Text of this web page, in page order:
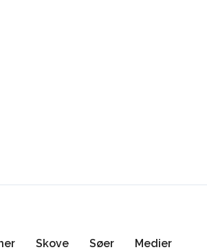
Skove Søer Medier